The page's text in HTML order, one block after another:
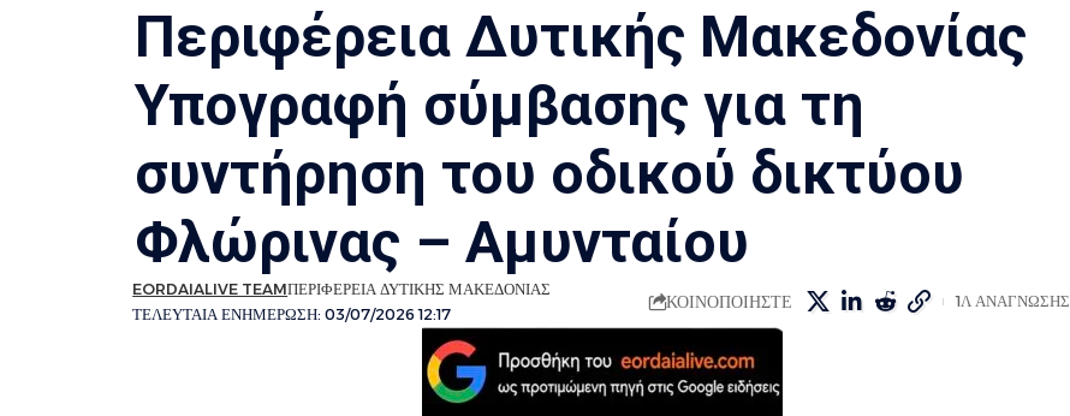
Περιφέρεια Δυτικής Μακεδονίας
Υπογραφή σύμβασης για τη
συντήρηση του οδικού δικτύου
Φλώρινας – Αμυνταίου
ΤΕΛΕΥΤΑΙΑ ΕΝΗΜΕΡΩΣΗ: 03/07/2026 12:17
EORDAIALIVE TEAMΠΕΡΙΦΕΡΕΙΑ ΔΥΤΙΚΗΣ ΜΑΚΕΔΟΝΙΑΣ
ΚΟΙΝΟΠΟΙΗΣΤΕ 1Λ ΑΝΑΓΝΩΣΗΣ